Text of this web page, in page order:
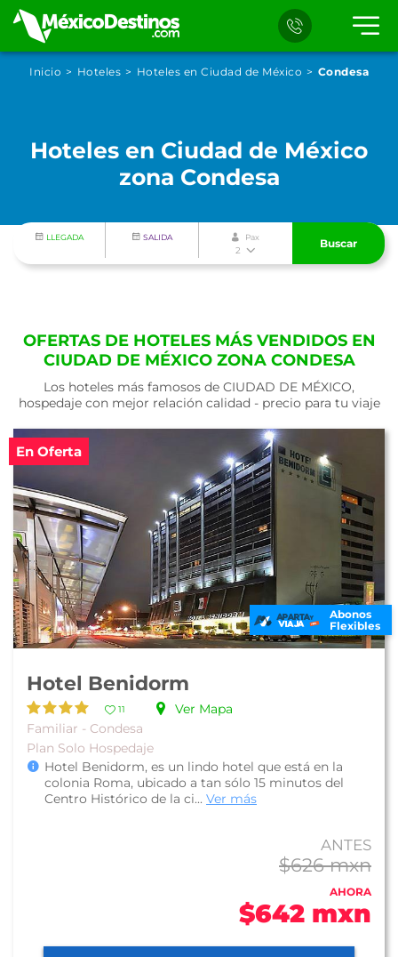
Inicio Hoteles Hoteles en Ciudad de México Condesa
Hoteles en Ciudad de México
zona Condesa
LLEGADA SALIDA Pax
2
Buscar
OFERTAS DE HOTELES MÁS VENDIDOS EN
CIUDAD DE MÉXICO ZONA CONDESA
Los hoteles más famosos de CIUDAD DE MÉXICO,
hospedaje con mejor relación calidad - precio para tu viaje
En Oferta
Abonos
Flexibles
Hotel Benidorm
11
Ver Mapa
Familiar - Condesa
Plan Solo Hospedaje
Hotel Benidorm, es un lindo hotel que está en la
colonia Roma, ubicado a tan sólo 15 minutos del
Centro Histórico de la ci... Ver más
ANTES
$626 mxn
AHORA
$642 mxn